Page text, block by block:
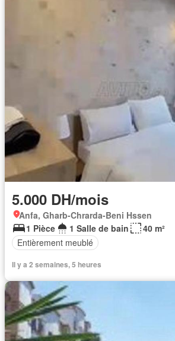
5.000 DH/mois
Anfa, Gharb-Chrarda-Beni Hssen
1 Pièce
1 Salle de bain
40 m²
Entièrement meublé
Il y a 2 semaines, 5 heures